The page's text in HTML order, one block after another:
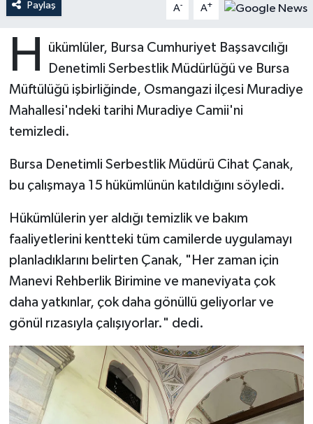
Paylaş A- A+
H
ükümlüler, Bursa Cumhuriyet Başsavcılığı
Denetimli Serbestlik Müdürlüğü ve Bursa
Müftülüğü işbirliğinde, Osmangazi ilçesi Muradiye
Mahallesi'ndeki tarihi Muradiye Camii'ni
temizledi.
Bursa Denetimli Serbestlik Müdürü Cihat Çanak,
bu çalışmaya 15 hükümlünün katıldığını söyledi.
Hükümlülerin yer aldığı temizlik ve bakım
faaliyetlerini kentteki tüm camilerde uygulamayı
planladıklarını belirten Çanak, "Her zaman için
Manevi Rehberlik Birimine ve maneviyata çok
daha yatkınlar, çok daha gönüllü geliyorlar ve
gönül rızasıyla çalışıyorlar." dedi.
Bayburt Müftülüğü
Bilecik Müftülüğü
Bingöl Müftülüğü
Bitlis Müftülüğü
Burdur Müftülüğü
Bursa Müftülüğü
Çanakkale Müftülüğü
Çankırı Müftülüğü
Çorum Müftülüğü
Denizli Müftülüğü
Zekat
Eğitim
Kültür-Sanat
Aile
Sağlık
Ekonomi
Duyurular
Podcast
Bilim, Teknoloji
Biyografiler
Diyanet TV